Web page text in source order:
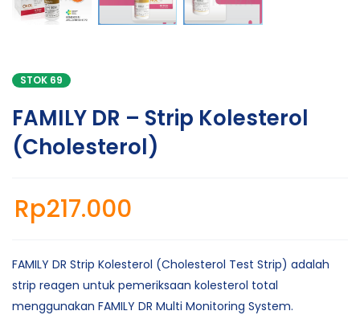
STOK 69
FAMILY DR – Strip Kolesterol
(Cholesterol)
Rp217.000
FAMILY DR Strip Kolesterol (Cholesterol Test Strip) adalah
strip reagen untuk pemeriksaan kolesterol total
menggunakan FAMILY DR Multi Monitoring System.